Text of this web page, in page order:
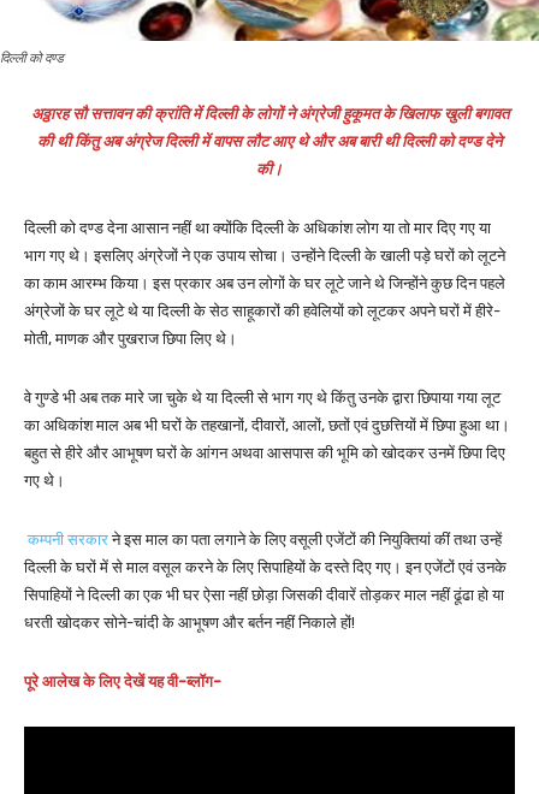
दिल्ली को दण्ड
अठ्ठारह सौ सत्तावन की क्रांति में दिल्ली के लोगों ने अंग्रेजी हुकूमत के खिलाफ खुली बगावत
की थी किंतु अब अंग्रेज दिल्ली में वापस लौट आए थे और अब बारी थी दिल्ली को दण्ड देने
की।
दिल्ली को दण्ड देना आसान नहीं था क्योंकि दिल्ली के अधिकांश लोग या तो मार दिए गए या
भाग गए थे। इसलिए अंग्रेजों ने एक उपाय सोचा। उन्होंने दिल्ली के खाली पड़े घरों को लूटने
का काम आरम्भ किया। इस प्रकार अब उन लोगों के घर लूटे जाने थे जिन्होंने कुछ दिन पहले
अंग्रेजों के घर लूटे थे या दिल्ली के सेठ साहूकारों की हवेलियों को लूटकर अपने घरों में हीरे-
मोती, माणक और पुखराज छिपा लिए थे।
वे गुण्डे भी अब तक मारे जा चुके थे या दिल्ली से भाग गए थे किंतु उनके द्वारा छिपाया गया लूट
का अधिकांश माल अब भी घरों के तहखानों, दीवारों, आलों, छतों एवं दुछत्तियों में छिपा हुआ था।
बहुत से हीरे और आभूषण घरों के आंगन अथवा आसपास की भूमि को खोदकर उनमें छिपा दिए
गए थे।
कम्पनी सरकारने इस माल का पता लगाने के लिए वसूली एजेंटों की नियुक्तियां कीं तथा उन्हें
दिल्ली के घरों में से माल वसूल करने के लिए सिपाहियों के दस्ते दिए गए। इन एजेंटों एवं उनके
सिपाहियों ने दिल्ली का एक भी घर ऐसा नहीं छोड़ा जिसकी दीवारें तोड़कर माल नहीं ढूंढा हो या
धरती खोदकर सोने-चांदी के आभूषण और बर्तन नहीं निकाले हों!
पूरे आलेख के लिए देखें यह वी-ब्लॉग-